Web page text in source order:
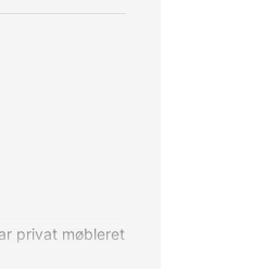
privat møbleret